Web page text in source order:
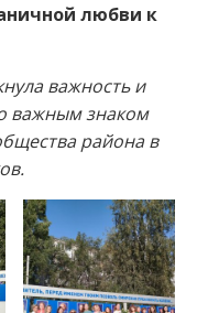
любви к
важность и
важным знаком
района в